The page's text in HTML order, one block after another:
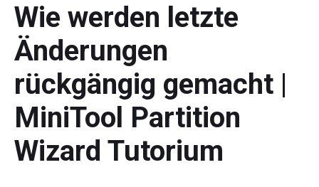
Wie werden letzte
Änderungen
rückgängig gemacht |
MiniTool Partition
Wizard Tutorium